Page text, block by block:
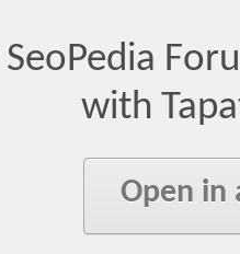
with
Open in